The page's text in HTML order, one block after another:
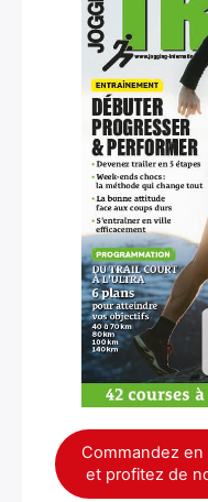
Commandez
et profitez de